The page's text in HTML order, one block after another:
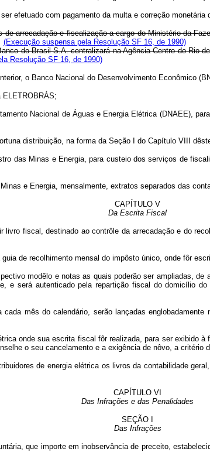
efetuado com pagamento da multa e correção monetária
arrecadação e fiscalização a cargo do Ministério da
(Execução suspensa pela Resolução SF 16, de 1990)
do Brasil S.A. centralizará na Agência Centro do Rio
Resolução SF 16, de 1990)
o Banco Nacional do Desenvolvimento Econômico
Nacional de Águas e Energia Elétrica (DNAEE),
distribuição, na forma da Seção I do Capítulo VIII
Minas e Energia, para custeio dos serviços de
e Energia, mensalmente, extratos separados das
CAPÍTULO V
Da Escrita Fiscal
fiscal, destinado ao contrôle da arrecadação e do
de recolhimento mensal do impôsto único, onde fôr
modêlo e notas as quais poderão ser ampliadas,
e será autenticado pela repartição fiscal do domicílio
mês do calendário, serão lançadas
onde sua escrita fiscal fôr realizada, para ser exibido
o seu cancelamento e a exigência de nôvo, a critério
de energia elétrica os livros da contabilidade
CAPÍTULO VI
Das Infrações e das Penalidades
SEÇÃO I
Das Infrações
que importe em inobservância de preceito,